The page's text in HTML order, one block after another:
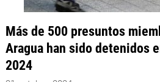
Más de 500 presuntos
Aragua han sido detenidos
2024